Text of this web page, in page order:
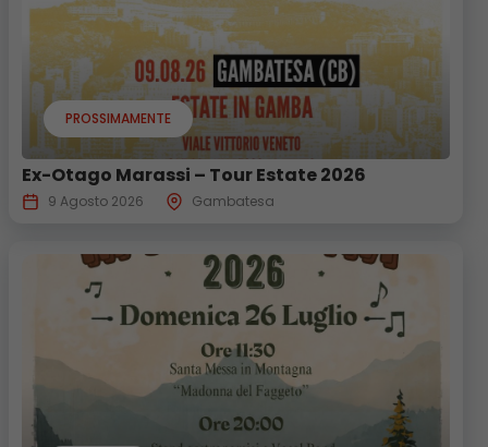
PROSSIMAMENTE
Ex-Otago Marassi – Tour Estate 2026
9 Agosto 2026 Gambatesa